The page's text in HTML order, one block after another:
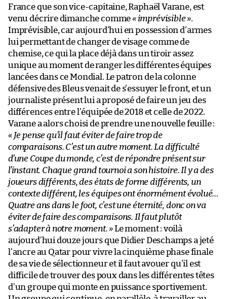
France que son vice-capitaine, Raphaël Varane, est
venu décrire dimanche comme« imprévisible ».
Imprévisible, car aujourd’hui en possession d’armes
lui permettant de changer de visage comme de
chemise, ce qui la place déjà dans un tiroir assez
unique au moment de ranger les différentes équipes
lancées dans ce Mondial. Le patron de la colonne
défensive des Bleus venait de s’essuyer le front, et un
journaliste présent lui a proposé de faire un jeu des
différences entre l’équipée de 2018 et celle de 2022.
Varane a alors choisi de prendre une nouvelle feuille :
« Je pense qu’il faut éviter de faire trop de
comparaisons. C’est un autre moment. La difficulté
d’une Coupe du monde, c’est de répondre présent sur
l’instant. Chaque grand tournoi a son histoire. Il y a des
joueurs différents, des états de forme différents, un
contexte différent, les équipes ont énormément évolué…
Quatre ans dans le foot, c’est une éternité, donc on va
éviter de faire des comparaisons. Il faut plutôt
s’adapter à notre moment. »Le moment : voilà
aujourd’hui douze jours que Didier Deschamps a jeté
l’ancre au Qatar pour vivre la cinquième phase finale
de sa vie de sélectionneur et il faut avouer qu’il est
difficile de trouver des poux dans les différentes têtes
d’un groupe qui monte en puissance sportivement.